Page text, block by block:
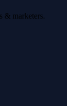
& marketers.